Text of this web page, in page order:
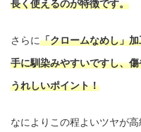
長く使えるのが特徴です。
さらに「クロームなめし」
手に馴染みやすいですし、
うれしいポイント！
なによりこの程よいツヤが